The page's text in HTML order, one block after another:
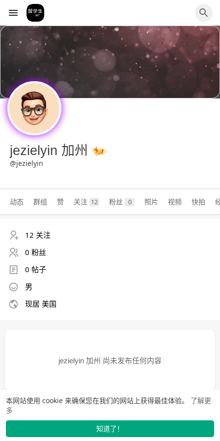
本网站使用 cookie 来确保您在我们的网站上获得最佳体验。 了解更
多
知道了！
jezielyin 加州
@jezielyin
动态 群组 赞 关注 12 粉丝 0 照片 视频 快拍
12 关注
0 粉丝
0 帖子
男
现居 美国
jezielyin 加州 尚未发布任何内容
发布